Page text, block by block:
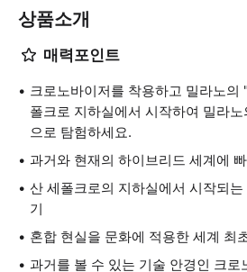
상품소개
매력포인트
크로노바이저를 착용하고 밀라노의
폴크로 지하실에서 시작하여 밀라
으로 탐험하세요.
과거와 현재의 하이브리드 세계에
산 세폴크로의 지하실에서 시작되
기
혼합 현실을 문화에 적용한 세계 최
과거를 볼 수 있는 기술 안경인 크로